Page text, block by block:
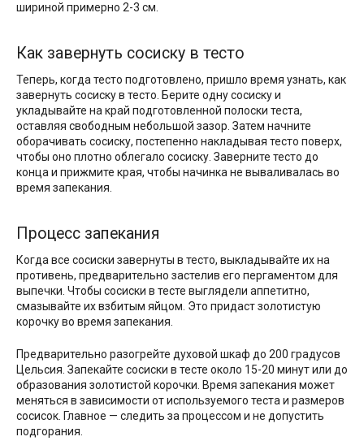
шириной примерно 2-3 см.
Как завернуть сосиску в тесто
Теперь, когда тесто подготовлено, пришло время узнать, как
завернуть сосиску в тесто. Берите одну сосиску и
укладывайте на край подготовленной полоски теста,
оставляя свободным небольшой зазор. Затем начните
оборачивать сосиску, постепенно накладывая тесто поверх,
чтобы оно плотно облегало сосиску. Заверните тесто до
конца и прижмите края, чтобы начинка не вываливалась во
время запекания.
Процесс запекания
Когда все сосиски завернуты в тесто, выкладывайте их на
противень, предварительно застелив его пергаментом для
выпечки. Чтобы сосиски в тесте выглядели аппетитно,
смазывайте их взбитым яйцом. Это придаст золотистую
корочку во время запекания.
Предварительно разогрейте духовой шкаф до 200 градусов
Цельсия. Запекайте сосиски в тесте около 15-20 минут или до
образования золотистой корочки. Время запекания может
меняться в зависимости от используемого теста и размеров
сосисок. Главное — следить за процессом и не допустить
подгорания.